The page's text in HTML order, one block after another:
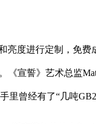
度进行定制，免费
宣誓》艺术总监
曾经有了“几吨